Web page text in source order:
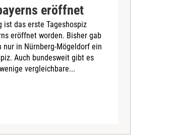
eröffnet
ist das erste Tageshospiz
eröffnet worden. Bisher gab
nur in Nürnberg-Mögeldorf ein
Auch bundesweit gibt es
vergleichbare...